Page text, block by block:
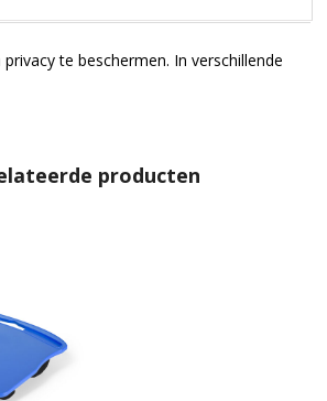
te beschermen. In verschillende
producten